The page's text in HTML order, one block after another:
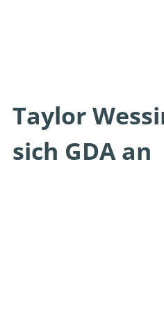
Taylor
sich GDA an